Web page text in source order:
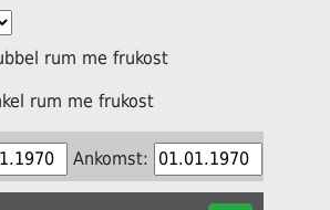
rum me frukost
rum me frukost
Ankomst: